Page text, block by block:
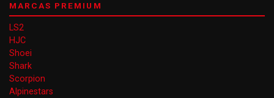
MARCAS PREMIUM
LS2
HJC
Shoei
Shark
Scorpion
Alpinestars